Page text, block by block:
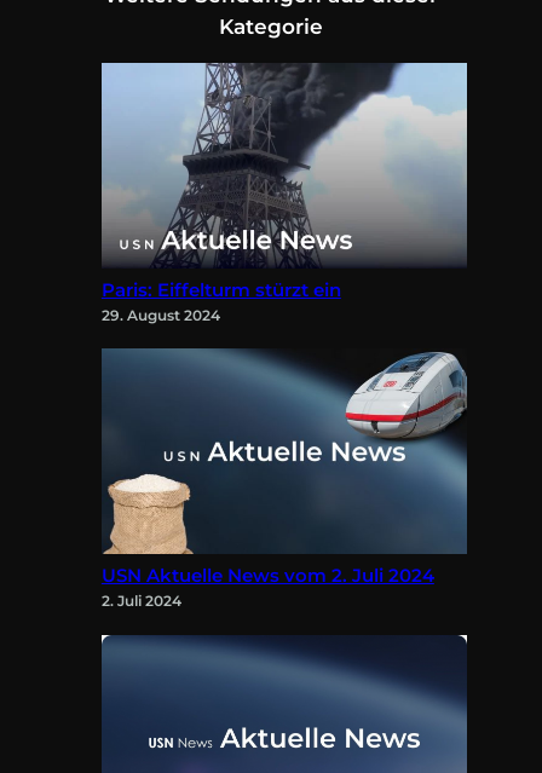
Kategorie
Paris: Eiffelturm stürzt ein
29. August 2024
USN Aktuelle News vom 2. Juli 2024
2. Juli 2024